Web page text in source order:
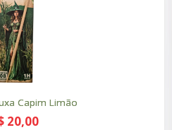
Capim Limão
20,00